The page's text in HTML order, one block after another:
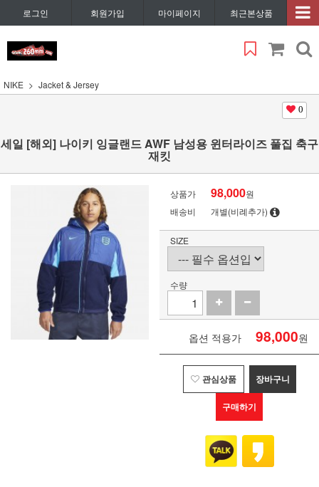
로그인 회원가입 마이페이지 최근본상품
NIKE Jacket & Jersey
0
세일 [해외] 나이키 잉글랜드 AWF 남성용 윈터라이즈 풀집 축구
재킷
상품가 98,000원
배송비
개별(비례추가)
SIZE
수량
옵션 적용가 98,000원
관심상품 장바구니
구매하기